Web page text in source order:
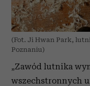
(Fot. Ji Hwan Park,
Poznaniu)
„Zawód lutnika
wszechstronnych